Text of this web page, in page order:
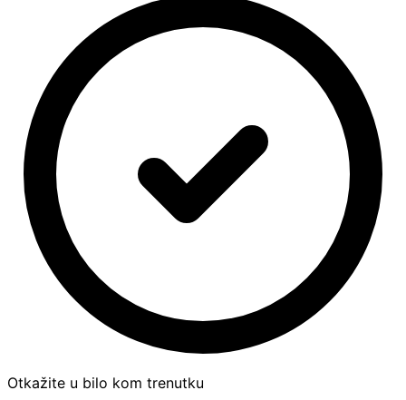
Otkažite u bilo kom trenutku